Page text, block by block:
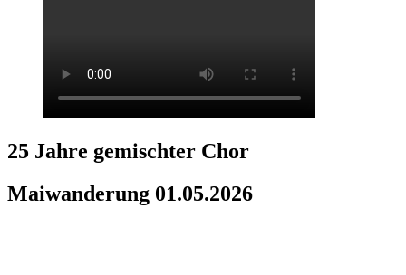
25 Jahre gemischter Chor
Maiwanderung 01.05.2026